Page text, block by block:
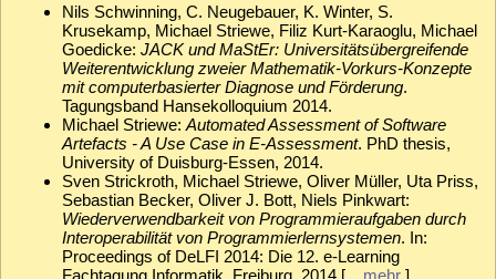
Nils Schwinning, C. Neugebauer, K. Winter, S.
Krusekamp, Michael Striewe, Filiz Kurt-Karaoglu, Michael
Goedicke: JACK und MaStEr: Universitätsübergreifende
Weiterentwicklung zweier Mathematik-Vorkurs-Konzepte
mit computerbasierter Diagnose und Förderung.
Tagungsband Hansekolloquium 2014.
Michael Striewe: Automated Assessment of Software
Artefacts - A Use Case in E-Assessment. PhD thesis,
University of Duisburg-Essen, 2014.
Sven Strickroth, Michael Striewe, Oliver Müller, Uta Priss,
Sebastian Becker, Oliver J. Bott, Niels Pinkwart:
Wiederverwendbarkeit von Programmieraufgaben durch
Interoperabilität von Programmierlernsystemen. In:
Proceedings of DeLFI 2014: Die 12. e-Learning
Fachtagung Informatik, Freiburg, 2014 [ ...mehr ]